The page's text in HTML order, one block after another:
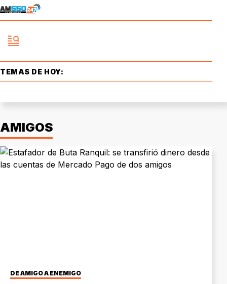
TEMAS DE HOY:
AMIGOS
DE AMIGO A ENEMIGO